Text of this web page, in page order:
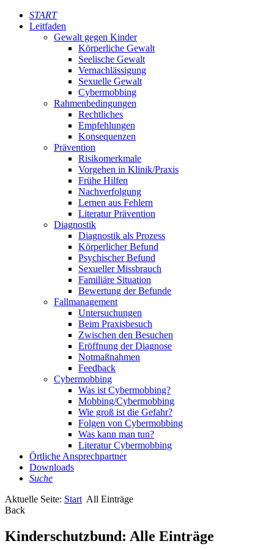
START
Leitfaden
Gewalt gegen Kinder
Körperliche Gewalt
Seelische Gewalt
Vernachlässigung
Sexuelle Gewalt
Cybermobbing
Rahmenbedingungen
Rechtliches
Empfehlungen
Konsequenzen
Prävention
Risikomerkmale
Vorgehen in Klinik/Praxis
Frühe Hilfen
Nachverfolgung
Lernen aus Fehlern
Literatur Prävention
Diagnostik
Diagnostik als Prozess
Körperlicher Befund
Psychischer Befund
Sexueller Missbrauch
Familiäre Situation
Bewertung der Befunde
Fallmanagement
Untersuchungen
Beim Praxisbesuch
Zwischen den Besuchen
Eröffnung der Diagnose
Notmaßnahmen
Feedback
Cybermobbing
Was ist Cybermobbing?
Mobbing/Cybermobbing
Wie groß ist die Gefahr?
Folgen von Cybermobbing
Was kann man tun?
Literatur Cybermobbing
Örtliche Ansprechpartner
Downloads
Suche
Aktuelle Seite: Start All Einträge
Back
Kinderschutzbund: Alle Einträge